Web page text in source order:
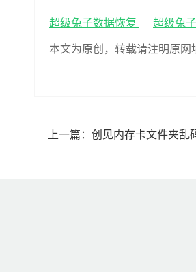
超级兔子数据恢复 超级兔子
本文为原创，转载请注明原网
上一篇： 创见内存卡文件夹乱码怎么恢复(创见内存卡文件夹乱码